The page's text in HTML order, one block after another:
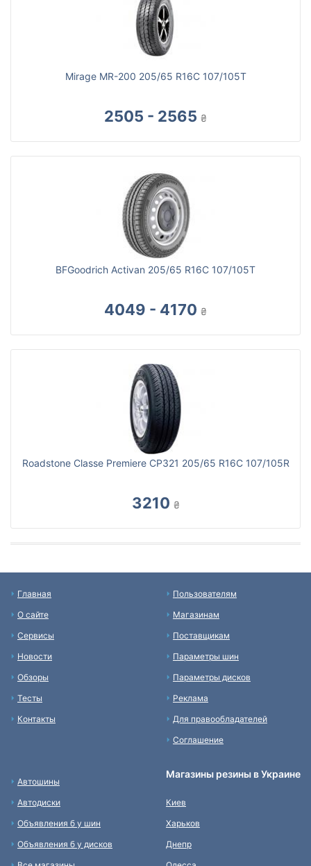
Mirage MR-200 205/65 R16C 107/105T
2505 - 2565 ₴
BFGoodrich Activan 205/65 R16C 107/105T
4049 - 4170 ₴
Roadstone Classe Premiere CP321 205/65 R16C 107/105R
3210 ₴
Главная
О сайте
Сервисы
Новости
Обзоры
Тесты
Контакты
Пользователям
Магазинам
Поставщикам
Параметры шин
Параметры дисков
Реклама
Для правообладателей
Соглашение
Автошины
Автодиски
Объявления б у шин
Объявления б у дисков
Магазины резины в Украине
Киев
Харьков
Днепр